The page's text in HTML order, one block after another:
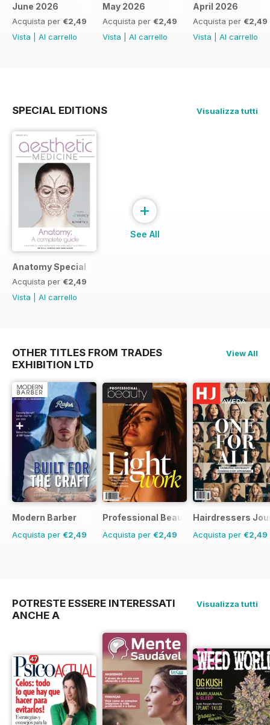
June 2026
Acquista per €2,49
Vista
Al carrello
May 2026
Acquista per €2,49
Vista
Al carrello
April 2026
Acquista per €2,49
Vista
Al carrello
SPECIAL EDITIONS Visualizza tutti
Anatomy Special
Acquista per €2,49
Vista
Al carrello
+
See All
OTHER TITLES FROM TRADES
EXHIBITION LTD
View All
Modern Barber
Acquista per €2,49
Professional Beauty
Acquista per €2,49
Hairdressers
Acquista per €2,49
POTRESTE ESSERE INTERESSATI
ANCHE A
Visualizza tutti